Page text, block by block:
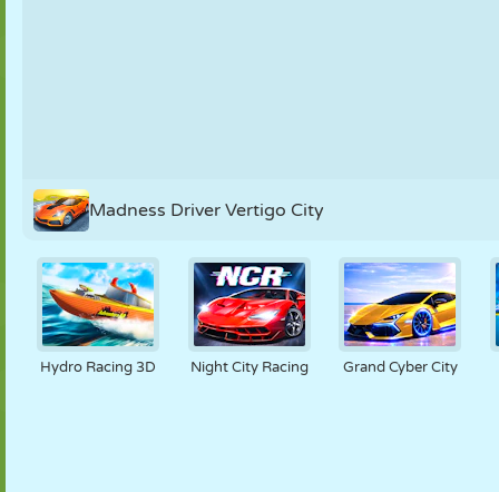
Madness Driver Vertigo City
Hydro Racing 3D Night City Racing Grand Cyber City